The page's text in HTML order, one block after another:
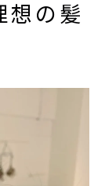
礎知識ま
る店舗の
想の髪